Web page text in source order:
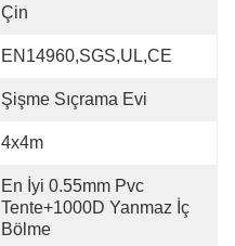
Çin
EN14960,SGS,UL,CE
Şişme Sıçrama Evi
4x4m
En İyi 0.55mm Pvc
Tente+1000D Yanmaz İç
Bölme